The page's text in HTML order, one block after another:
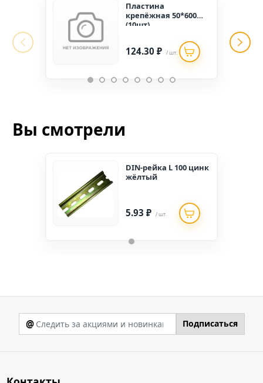
Пластина
крепёжная 50*600
(10шт)
124.30 ₽ / шт.
Вы смотрели
DIN-рейка L 100 цинк
жёлтый
5.93 ₽ / шт.
@ Подписаться